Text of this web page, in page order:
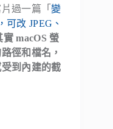
過一篇「變
可改 JPEG、
實 macOS 螢
徑和檔名，
到內建的截